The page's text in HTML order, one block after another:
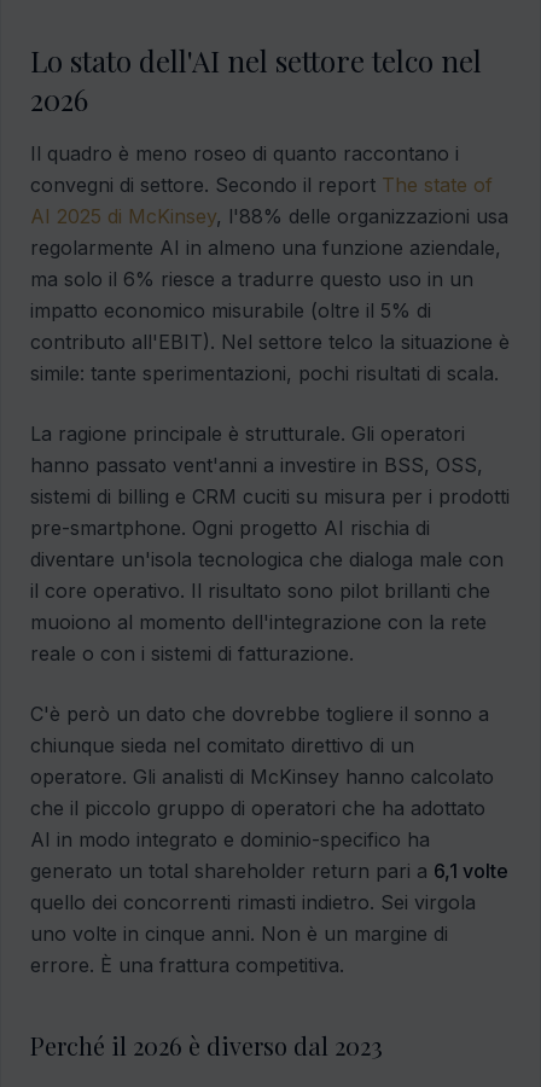
Lo stato dell'AI nel settore telco nel
2026
Il quadro è meno roseo di quanto raccontano i
convegni di settore. Secondo il report The state of
AI 2025 di McKinsey, l'88% delle organizzazioni usa
regolarmente AI in almeno una funzione aziendale,
ma solo il 6% riesce a tradurre questo uso in un
impatto economico misurabile (oltre il 5% di
contributo all'EBIT). Nel settore telco la situazione è
simile: tante sperimentazioni, pochi risultati di scala.
La ragione principale è strutturale. Gli operatori
hanno passato vent'anni a investire in BSS, OSS,
sistemi di billing e CRM cuciti su misura per i prodotti
pre-smartphone. Ogni progetto AI rischia di
diventare un'isola tecnologica che dialoga male con
il core operativo. Il risultato sono pilot brillanti che
muoiono al momento dell'integrazione con la rete
reale o con i sistemi di fatturazione.
C'è però un dato che dovrebbe togliere il sonno a
chiunque sieda nel comitato direttivo di un
operatore. Gli analisti di McKinsey hanno calcolato
che il piccolo gruppo di operatori che ha adottato
AI in modo integrato e dominio-specifico ha
generato un total shareholder return pari a 6,1 volte
quello dei concorrenti rimasti indietro. Sei virgola
uno volte in cinque anni. Non è un margine di
errore. È una frattura competitiva.
Perché il 2026 è diverso dal 2023